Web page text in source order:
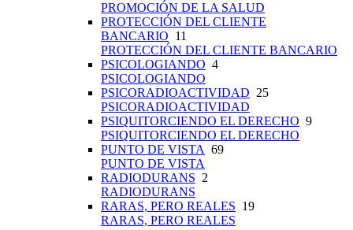
PROMOCIÓN DE LA SALUD
PROTECCIÓN DEL CLIENTE
BANCARIO 11
PROTECCIÓN DEL CLIENTE BANCARIO
PSICOLOGIANDO 4
PSICOLOGIANDO
PSICORADIOACTIVIDAD 25
PSICORADIOACTIVIDAD
PSIQUITORCIENDO EL DERECHO 9
PSIQUITORCIENDO EL DERECHO
PUNTO DE VISTA 69
PUNTO DE VISTA
RADIODURANS 2
RADIODURANS
RARAS, PERO REALES 19
RARAS, PERO REALES